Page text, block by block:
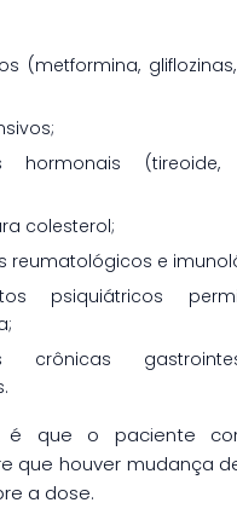
(metformina,
hormonais (tireoide,
colesterol;
reumatológicos e
psiquiátricos
crônicas
é que o paciente
que houver mudança
a dose.